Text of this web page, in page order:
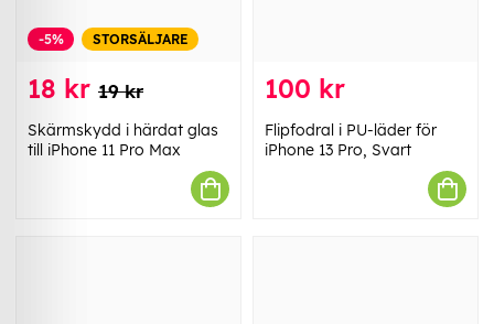
-5% STORSÄLJARE
18 kr 19 kr
Skärmskydd i härdat glas
till iPhone 11 Pro Max
100 kr
Flipfodral i PU-läder för
iPhone 13 Pro, Svart